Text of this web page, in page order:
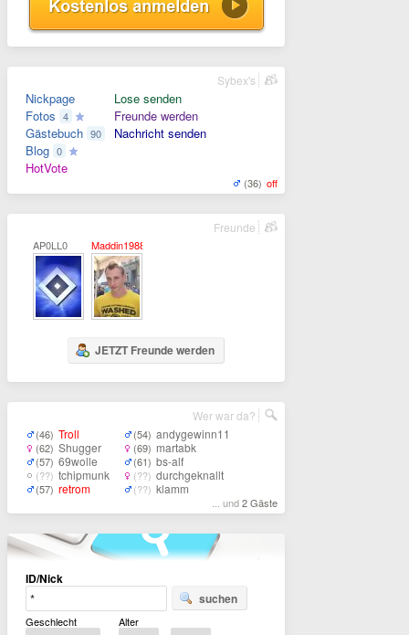
Nickpage
Fotos 4
Gästebuch 90
Blog 0
HotVote
Lose senden
Freunde werden
Nachricht senden
(36) off
Sybex's
AP0LL0 Maddin1988
JETZT Freunde werden
Freunde
(46) Troll
(62) Shugger
(57) 69wolle
(??) tchipmunk
(57) retrom
(54) andygewinn11
(69) martabk
(61) bs-alf
(??) durchgeknallt
(??) klamm
... und2 Gäste
Wer war da?
ID/Nick
suchen
Geschlecht
Alter